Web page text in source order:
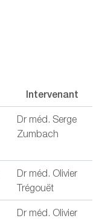
Intervenant
Dr méd. Serge
Zumbach
Dr méd. Olivier
Trégouët
Dr méd. Olivier